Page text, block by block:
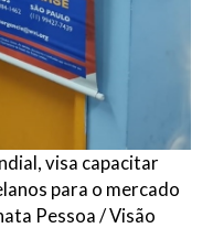
visa capacitar
para o mercado
Pessoa / Visão